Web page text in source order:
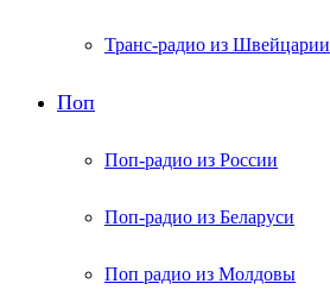
Транс-радио из Швейцарии
Поп
Поп-радио из России
Поп-радио из Беларуси
Поп радио из Молдовы